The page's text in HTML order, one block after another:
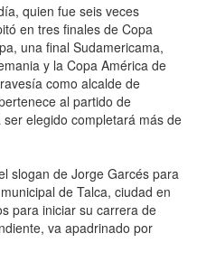
quien fue seis veces
en tres finales de Copa
una final Sudamericama,
y la Copa América de
como alcalde de
al partido de
elegido completará más de
slogan de Jorge Garcés para
de Talca, ciudad en
para iniciar su carrera de
va apadrinado por